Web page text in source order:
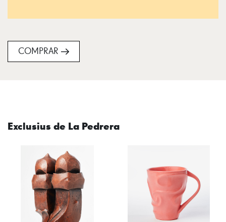
COMPRAR
Exclusius de La Pedrera